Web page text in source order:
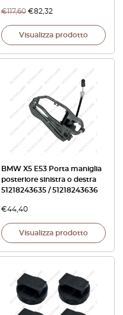
€117,60 €82,32
Visualizza prodotto
BMW X5 E53 Porta maniglia
posteriore sinistra o destra
51218243635 / 51218243636
€44,40
Visualizza prodotto